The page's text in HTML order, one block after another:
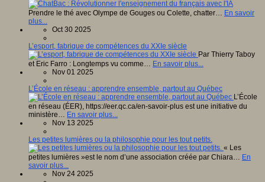
Prendre le thé avec Olympe de Gouges ou Colette, chatter… En savoir
plus...
Oct 30 2025
L’esport, fabrique de compétences du XXIe siècle
Par Thierry Taboy
et Eric Farro : Longtemps vu comme… En savoir plus...
Nov 01 2025
L’École en réseau : apprendre ensemble, partout au Québec
L’École
en réseau (ÉER), https://eer.qc.ca/en-savoir-plus est une initiative du
ministère… En savoir plus...
Nov 13 2025
Les petites lumières ou la philosophie pour les tout petits.
« Les
petites lumières »est le nom d’une association créée par Chiara… En
savoir plus...
Nov 24 2025